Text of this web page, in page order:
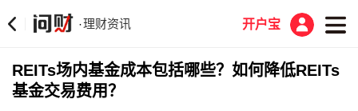
·理财资讯 开户宝
REITs场内基金成本包括哪些？如何降低REITs
基金交易费用？